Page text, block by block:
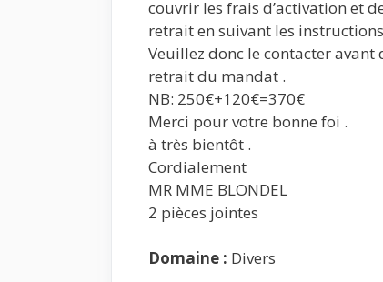
couvrir les frais d’activation et
retrait en suivant les
Veuillez donc le contacter
retrait du mandat .
NB: 250€+120€=370€
Merci pour votre bonne foi .
à très bientôt .
Cordialement
MR MME BLONDEL
2 pièces jointes
Domaine : Divers